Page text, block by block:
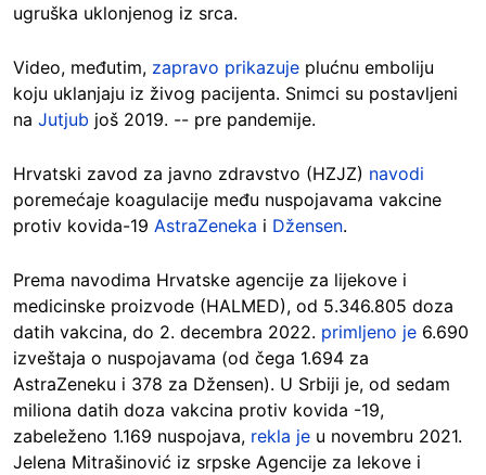
ugruška uklonjenog iz srca.
Video, međutim, zapravo prikazuje plućnu emboliju
koju uklanjaju iz živog pacijenta. Snimci su postavljeni
na Jutjub još 2019. -- pre pandemije.
Hrvatski zavod za javno zdravstvo (HZJZ) navodi
poremećaje koagulacije među nuspojavama vakcine
protiv kovida-19 AstraZeneka i Džensen.
Prema navodima Hrvatske agencije za lijekove i
medicinske proizvode (HALMED), od 5.346.805 doza
datih vakcina, do 2. decembra 2022. primljeno je 6.690
izveštaja o nuspojavama (od čega 1.694 za
AstraZeneku i 378 za Džensen). U Srbiji je, od sedam
miliona datih doza vakcina protiv kovida -19,
zabeleženo 1.169 nuspojava, rekla je u novembru 2021.
Jelena Mitrašinović iz srpske Agencije za lekove i